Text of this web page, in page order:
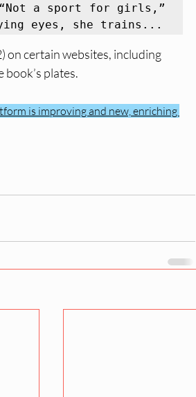
“Not a sport for girls,”
eyes, she trains...
on certain websites, including
plates.
is improving and new, enriching